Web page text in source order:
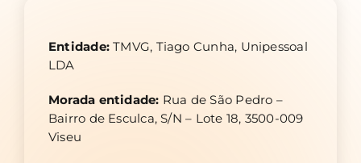
Profissionais
Clínica
Entidade: TMVG, Tiago Cunha, Unipessoal
LDA
Morada entidade: Rua de São Pedro –
Bairro de Esculca, S/N – Lote 18, 3500-009
Viseu